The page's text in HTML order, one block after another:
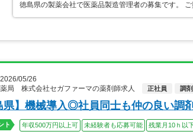
徳島県の製薬会社で医薬品製造管理者の募集です。
05/26
局 株式会社セガファーマの薬剤師求人
正社員 調
県】機械導入◎社員同士も仲の良い調
ト 年収500万円以上可 未経験者も応募可能 残業月10ｈ以